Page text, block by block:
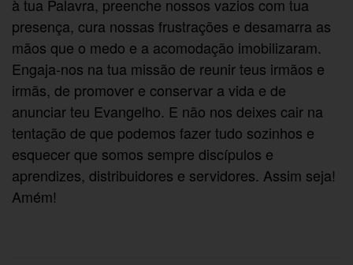
à tua Palavra, preenche nossos vazios com tua
presença, cura nossas frustrações e desamarra as
mãos que o medo e a acomodação imobilizaram.
Engaja-nos na tua missão de reunir teus irmãos e
irmãs, de promover e conservar a vida e de
anunciar teu Evangelho. E não nos deixes cair na
tentação de que podemos fazer tudo sozinhos e
esquecer que somos sempre discípulos e
aprendizes, distribuidores e servidores. Assim seja!
Amém!